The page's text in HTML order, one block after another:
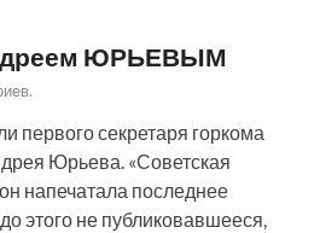
ЮРЬЕВЫМ
первого секретаря горкома
Юрьева. «Советская
напечатала последнее
этого не публиковавшееся,